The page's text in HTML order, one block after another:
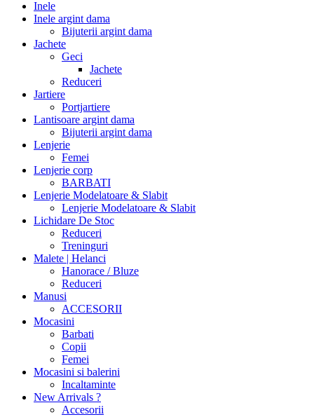
Inele
Inele argint dama
Bijuterii argint dama
Jachete
Geci
Jachete
Reduceri
Jartiere
Portjartiere
Lantisoare argint dama
Bijuterii argint dama
Lenjerie
Femei
Lenjerie corp
BARBATI
Lenjerie Modelatoare & Slabit
Lenjerie Modelatoare & Slabit
Lichidare De Stoc
Reduceri
Treninguri
Malete | Helanci
Hanorace / Bluze
Reduceri
Manusi
ACCESORII
Mocasini
Barbati
Copii
Femei
Mocasini si balerini
Incaltaminte
New Arrivals ?
Accesorii